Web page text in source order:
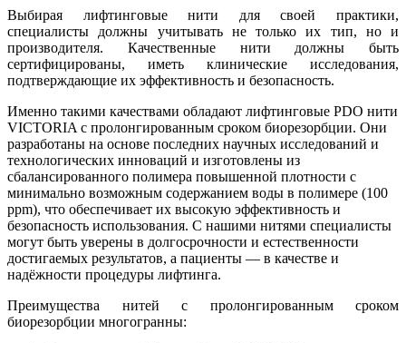
Выбирая лифтинговые нити для своей практики,
специалисты должны учитывать не только их тип, но и
производителя. Качественные нити должны быть
сертифицированы, иметь клинические исследования,
подтверждающие их эффективность и безопасность.
Именно такими качествами обладают лифтинговые PDO нити
VICTORIA с пролонгированным сроком биорезорбции. Они
разработаны на основе последних научных исследований и
технологических инноваций и изготовлены из
сбалансированного полимера повышенной плотности с
минимально возможным содержанием воды в полимере (100
ppm), что обеспечивает их высокую эффективность и
безопасность использования. С нашими нитями специалисты
могут быть уверены в долгосрочности и естественности
достигаемых результатов, а пациенты — в качестве и
надёжности процедуры лифтинга.
Преимущества нитей с пролонгированным сроком
биорезорбции многогранны: